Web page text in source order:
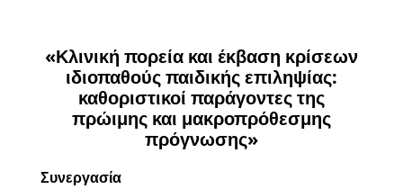
«Κλινική πορεία και έκβαση κρίσεων
ιδιοπαθούς παιδικής επιληψίας:
καθοριστικοί παράγοντες της
πρώιμης και μακροπρόθεσμης
πρόγνωσης»
Συνεργασία